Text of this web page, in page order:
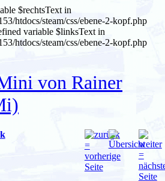
$rechtsText in
htdocs/steam/css/ebene-2-kopf.php
variable $linksText in
htdocs/steam/css/ebene-2-kopf.php
von Rainer